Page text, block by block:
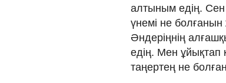
алтыным едің. Сен
үнемі не
Әндеріңнің
едің. Мен
таңертең не